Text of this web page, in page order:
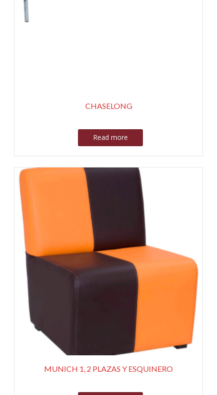
CHASELONG
Read more
MUNICH 1, 2 PLAZAS Y ESQUINERO